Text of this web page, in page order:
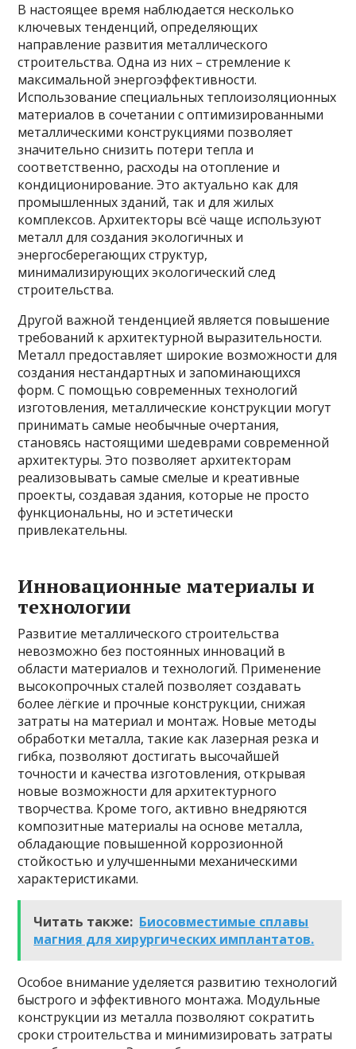
В настоящее время наблюдается несколько
ключевых тенденций, определяющих
направление развития металлического
строительства. Одна из них – стремление к
максимальной энергоэффективности.
Использование специальных теплоизоляционных
материалов в сочетании с оптимизированными
металлическими конструкциями позволяет
значительно снизить потери тепла и
соответственно, расходы на отопление и
кондиционирование. Это актуально как для
промышленных зданий, так и для жилых
комплексов. Архитекторы всё чаще используют
металл для создания экологичных и
энергосберегающих структур,
минимализирующих экологический след
строительства.
Другой важной тенденцией является повышение
требований к архитектурной выразительности.
Металл предоставляет широкие возможности для
создания нестандартных и запоминающихся
форм. С помощью современных технологий
изготовления, металлические конструкции могут
принимать самые необычные очертания,
становясь настоящими шедеврами современной
архитектуры. Это позволяет архитекторам
реализовывать самые смелые и креативные
проекты, создавая здания, которые не просто
функциональны, но и эстетически
привлекательны.
Инновационные материалы и
технологии
Развитие металлического строительства
невозможно без постоянных инноваций в
области материалов и технологий. Применение
высокопрочных сталей позволяет создавать
более лёгкие и прочные конструкции, снижая
затраты на материал и монтаж. Новые методы
обработки металла, такие как лазерная резка и
гибка, позволяют достигать высочайшей
точности и качества изготовления, открывая
новые возможности для архитектурного
творчества. Кроме того, активно внедряются
композитные материалы на основе металла,
обладающие повышенной коррозионной
стойкостью и улучшенными механическими
характеристиками.
Читать также: Биосовместимые сплавы
магния для хирургических имплантатов.
Особое внимание уделяется развитию технологий
быстрого и эффективного монтажа. Модульные
конструкции из металла позволяют сократить
сроки строительства и минимизировать затраты